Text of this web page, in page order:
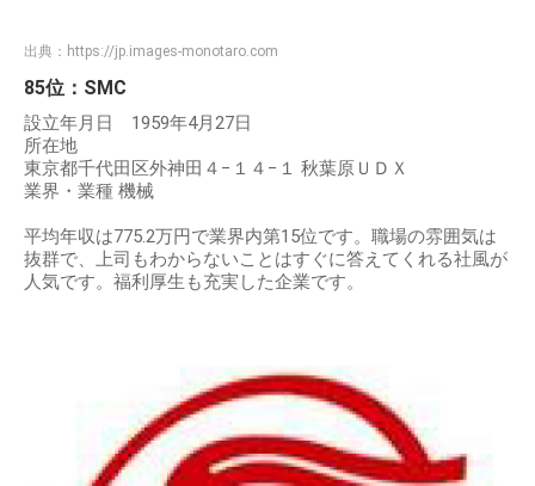
出典： https://jp.images-monotaro.com
85位：SMC
設立年月日 1959年4月27日
所在地
東京都千代田区外神田４−１４−１ 秋葉原ＵＤＸ
業界・業種 機械
平均年収は775.2万円で業界内第15位です。職場の雰囲気は
抜群で、上司もわからないことはすぐに答えてくれる社風が
人気です。福利厚生も充実した企業です。